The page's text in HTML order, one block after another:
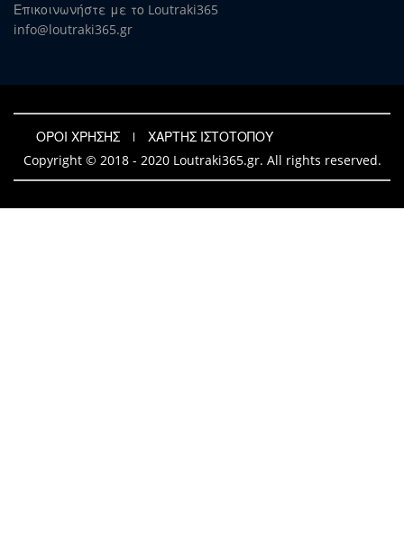
Επικοινωνήστε με το Loutraki365
info@loutraki365.gr
ΟΡΟΙ ΧΡΗΣΗΣ
ΧΑΡΤΗΣ ΙΣΤΟΤΟΠΟΥ
Copyright © 2018 - 2020 Loutraki365.gr. All rights reserved.